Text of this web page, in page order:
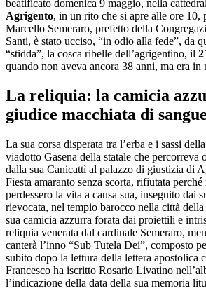
beatificato domenica 9 maggio, nella
Agrigento, in un rito che si apre alle ore 10,
Marcello Semeraro, prefetto della
Santi, è stato ucciso, “in odio alla fede”, da
“stidda”, la cosca ribelle dell’agrigentino, il
quando non aveva ancora 38 anni, ma era in
La reliquia: la camicia
giudice macchiata di sangue
La sua corsa disperata tra l’erba e i sassi
viadotto Gasena della statale che percorreva
dalla sua Canicattì al palazzo di giustizia di
Fiesta amaranto senza scorta, rifiutata
perdessero la vita a causa sua, inseguito dai
rievocata, nel tempio barocco nella città
sua camicia azzurra forata dai proiettili e
reliquia venerata dal cardinale Semeraro,
canterà l’inno “Sub Tutela Dei”, composto
subito dopo la lettura della lettera apostolica
Francesco ha iscritto Rosario Livatino
l’indicazione della data della sua memoria